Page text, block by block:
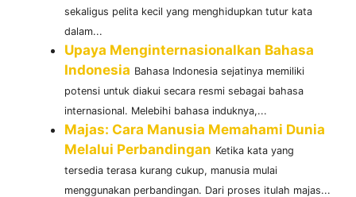
sekaligus pelita kecil yang menghidupkan tutur kata
dalam...
Upaya Menginternasionalkan Bahasa
Indonesia Bahasa Indonesia sejatinya memiliki
potensi untuk diakui secara resmi sebagai bahasa
internasional. Melebihi bahasa induknya,...
Majas: Cara Manusia Memahami Dunia
Melalui Perbandingan Ketika kata yang
tersedia terasa kurang cukup, manusia mulai
menggunakan perbandingan. Dari proses itulah majas...